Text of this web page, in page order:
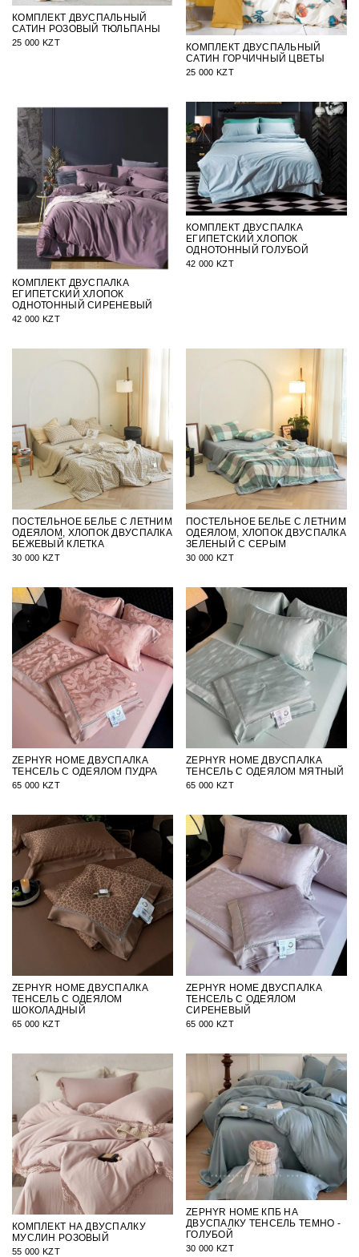
КОМПЛЕКТ ДВУСПАЛЬНЫЙ
САТИН РОЗОВЫЙ ТЮЛЬПАНЫ
25 000 KZT
КОМПЛЕКТ ДВУСПАЛЬНЫЙ
САТИН ГОРЧИЧНЫЙ ЦВЕТЫ
25 000 KZT
КОМПЛЕКТ ДВУСПАЛКА
ЕГИПЕТСКИЙ ХЛОПОК
ОДНОТОННЫЙ СИРЕНЕВЫЙ
42 000 KZT
КОМПЛЕКТ ДВУСПАЛКА
ЕГИПЕТСКИЙ ХЛОПОК
ОДНОТОННЫЙ ГОЛУБОЙ
42 000 KZT
ПОСТЕЛЬНОЕ БЕЛЬЕ С ЛЕТНИМ
ОДЕЯЛОМ, ХЛОПОК ДВУСПАЛКА
БЕЖЕВЫЙ КЛЕТКА
30 000 KZT
ПОСТЕЛЬНОЕ БЕЛЬЕ С ЛЕТНИМ
ОДЕЯЛОМ, ХЛОПОК ДВУСПАЛКА
ЗЕЛЕНЫЙ С СЕРЫМ
30 000 KZT
ZEPHYR HOME ДВУСПАЛКА
ТЕНСЕЛЬ С ОДЕЯЛОМ ПУДРА
65 000 KZT
ZEPHYR HOME ДВУСПАЛКА
ТЕНСЕЛЬ С ОДЕЯЛОМ МЯТНЫЙ
65 000 KZT
ZEPHYR HOME ДВУСПАЛКА
ТЕНСЕЛЬ С ОДЕЯЛОМ
ШОКОЛАДНЫЙ
65 000 KZT
ZEPHYR HOME ДВУСПАЛКА
ТЕНСЕЛЬ С ОДЕЯЛОМ
СИРЕНЕВЫЙ
65 000 KZT
КОМПЛЕКТ НА ДВУСПАЛКУ
МУСЛИН РОЗОВЫЙ
55 000 KZT
ZEPHYR HOME КПБ НА
ДВУСПАЛКУ ТЕНСЕЛЬ ТЕМНО -
ГОЛУБОЙ
30 000 KZT